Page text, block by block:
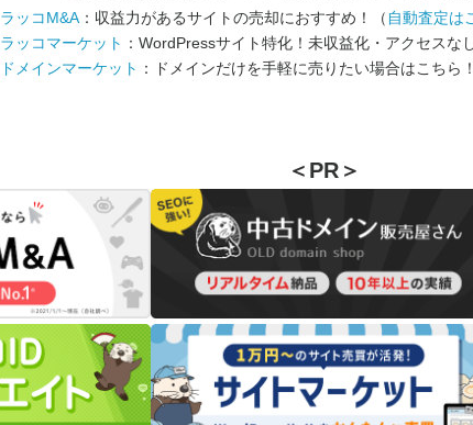
ラッコM&A ：収益力があるサイトの売却におすすめ！（ 自動査定は
ラッコマーケット ：WordPressサイト特化！未収益化・アクセスな
ドメインマーケット ：ドメインだけを手軽に売りたい場合はこちら！
＜PR＞